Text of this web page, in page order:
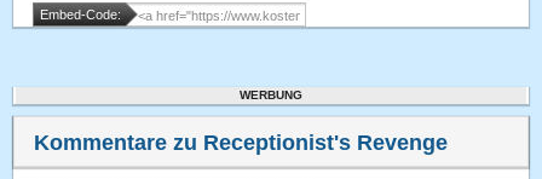
Embed-Code:
WERBUNG
Kommentare zu Receptionist's Revenge